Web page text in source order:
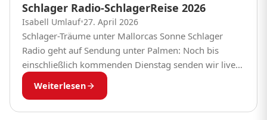
Schlager Radio-SchlagerReise 2026
Isabell Umlauf•27. April 2026
Schlager-Träume unter Mallorcas Sonne Schlager
Radio geht auf Sendung unter Palmen: Noch bis
einschließlich kommenden Dienstag senden wir live
von Mallorca – direkt von der Sonneninsel und ganz
nah dran...
Weiterlesen